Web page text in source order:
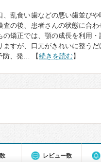
、乱食い歯などの悪い歯並び
査の後、患者さんの状態に合
の矯正では、顎の成長を利用
ますが、口元がきれいに整う
防、発… 【続きを読む】
レビュー数